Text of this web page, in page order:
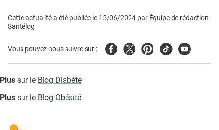
Cette actualité a été publiée le 15/06/2024 par Équipe de rédaction
Santélog
Vous pouvez nous suivre sur : FacebookTwitterPinterest
TiktokYoutube
Plus sur le Blog Diabète
Plus sur le Blog Obésité